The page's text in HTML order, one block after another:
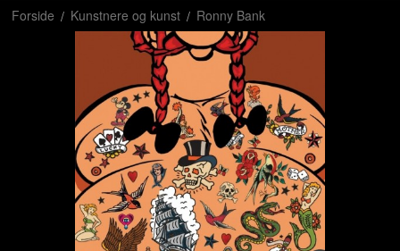
Forside Kunstnere og kunst Ronny Bank